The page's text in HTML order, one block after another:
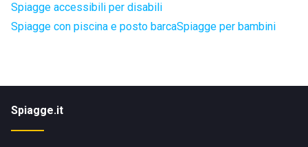
Spiagge accessibili per disabili
Spiagge con piscina e posto barcaSpiagge per bambini
Spiagge.it